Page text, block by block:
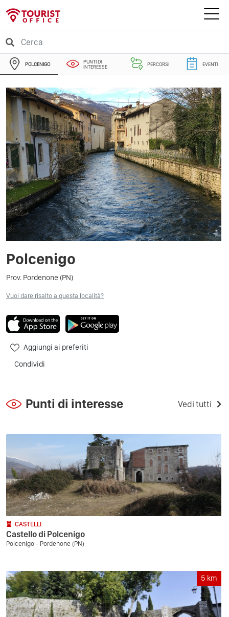
POLCENIGO
PUNTI DI
INTERESSE
PERCORSI EVENTI
Polcenigo
Prov. Pordenone (PN)
Vuoi dare risalto a questa località?
Aggiungi ai preferiti
Condividi
Punti di interesse Vedi tutti
CASTELLI
Castello di Polcenigo
Polcenigo - Pordenone (PN)
5 km